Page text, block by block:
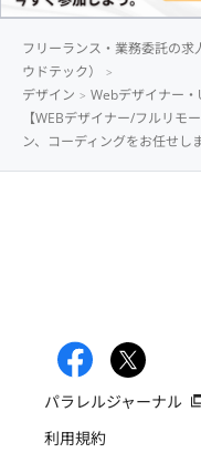
フリーランス・業務委託の
ウドテック）
デザイン
Webデザイナー
【WEBデザイナー/フルリモ
ン、コーディングをお任せしま
パラレルジャーナル
利用規約